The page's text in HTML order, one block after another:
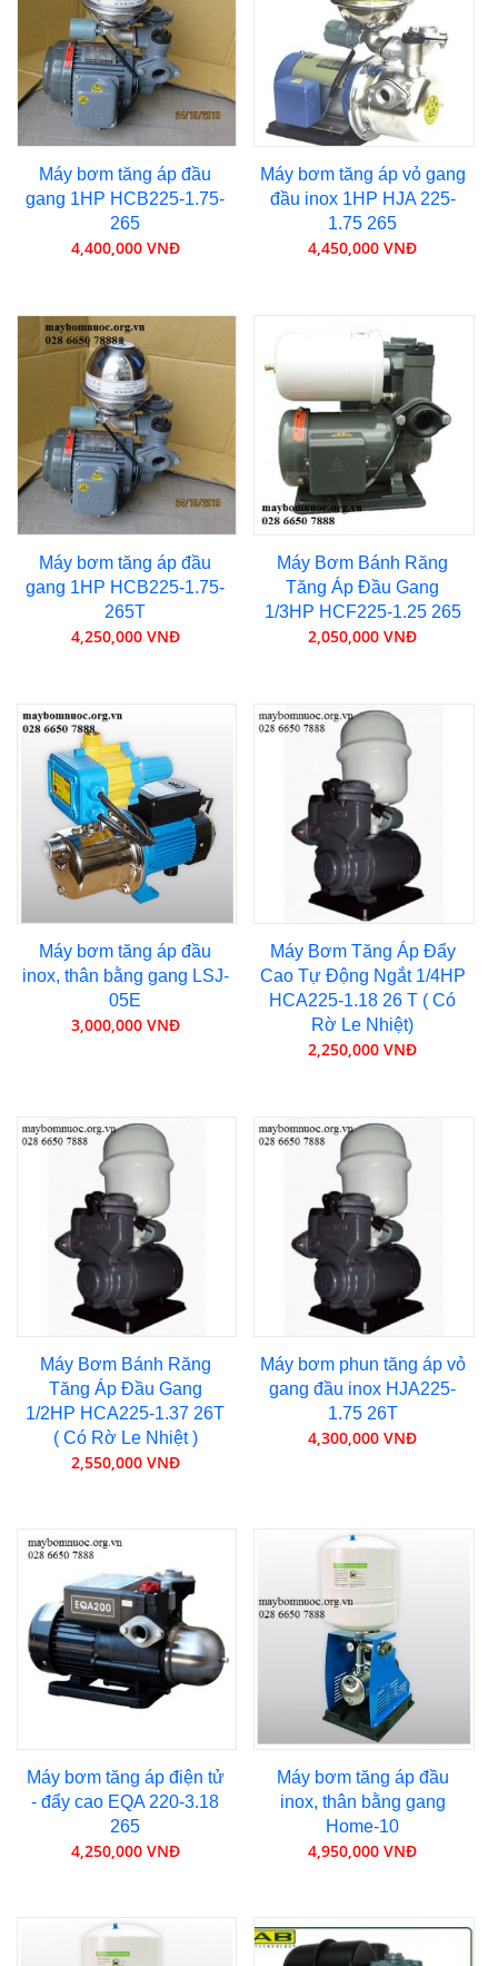
Máy bơm tăng áp đầu
gang 1HP HCB225-1.75-
265
4,400,000 VNĐ
Máy bơm tăng áp vỏ gang
đầu inox 1HP HJA 225-
1.75 265
4,450,000 VNĐ
Máy bơm tăng áp đầu
gang 1HP HCB225-1.75-
265T
4,250,000 VNĐ
Máy Bơm Bánh Răng
Tăng Áp Đầu Gang
1/3HP HCF225-1.25 265
2,050,000 VNĐ
Máy bơm tăng áp đầu
inox, thân bằng gang LSJ-
05E
3,000,000 VNĐ
Máy Bơm Tăng Áp Đẩy
Cao Tự Động Ngắt 1/4HP
HCA225-1.18 26 T ( Có
Rờ Le Nhiệt)
2,250,000 VNĐ
Máy Bơm Bánh Răng
Tăng Áp Đầu Gang
1/2HP HCA225-1.37 26T
( Có Rờ Le Nhiệt )
2,550,000 VNĐ
Máy bơm phun tăng áp vỏ
gang đầu inox HJA225-
1.75 26T
4,300,000 VNĐ
Máy bơm tăng áp điện tử
- đẩy cao EQA 220-3.18
265
4,250,000 VNĐ
Máy bơm tăng áp đầu
inox, thân bằng gang
Home-10
4,950,000 VNĐ